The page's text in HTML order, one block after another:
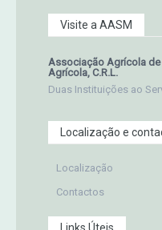
Visite a AASM
Associação Agrícola de
Agrícola, C.R.L.
Duas Instituições ao
Localização e
Localização
Contactos